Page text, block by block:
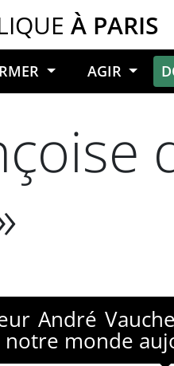
À PARIS
AGIR
André
monde